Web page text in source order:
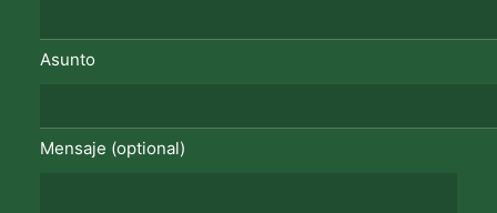
Asunto
Mensaje (optional)